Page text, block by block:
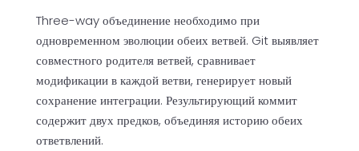
Three-way объединение необходимо при
одновременном эволюции обеих ветвей. Git выявляет
совместного родителя ветвей, сравнивает
модификации в каждой ветви, генерирует новый
сохранение интеграции. Результирующий коммит
содержит двух предков, объединяя историю обеих
ответвлений.